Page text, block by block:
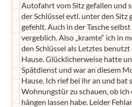
Autofahrt vom Sitz gefallen und
der Schlüssel evtl. unter den
gefehlt. Auch in der Tasche
vergeblich. Also „kramte“ ich in
den Schlüssel als Letztes
Hause. Glücklicherweise hatte
Spätdienst und war an diesem
Hause. Ich rief bei ihr an und bat
Wohnungstür zu schauen, ob ich
hängen lassen habe. Leider